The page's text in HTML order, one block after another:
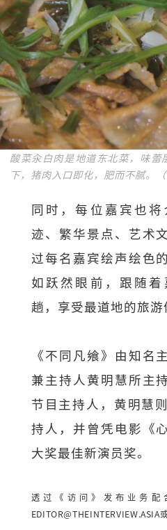
酸菜汆白肉是地道东北菜，味
下，猪肉入口即化，肥而不腻。
同时，每位嘉宾也
迹、繁华景点、艺术
过每名嘉宾绘声绘色
如跃然眼前，跟随
趟，享受最道地的旅游
《不同凡飨》由知名
兼主持人黄明慧所主
节目主持人，黄明慧
持人，并曾凭电影《
大奖最佳新演员奖。
透过《访问》发布业务配
EDITOR@THEINTERVIEW.ASIA